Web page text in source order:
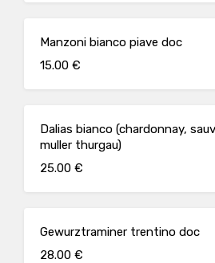
Manzoni bianco piave doc
15.00 €
Dalias bianco (chardonnay,
muller thurgau)
25.00 €
Gewurztraminer trentino doc
28.00 €